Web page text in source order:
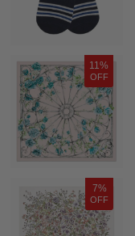
11%
OFF
7%
OFF